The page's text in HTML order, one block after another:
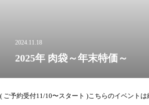
2024.11.18
2025年 肉袋～年末特価～
( ご予約受付11/10〜スタート )こちらのイベントは終了致しました。沢山のご注文有難うございました。総額15,000円が↓↓↓↓↓年末年始限